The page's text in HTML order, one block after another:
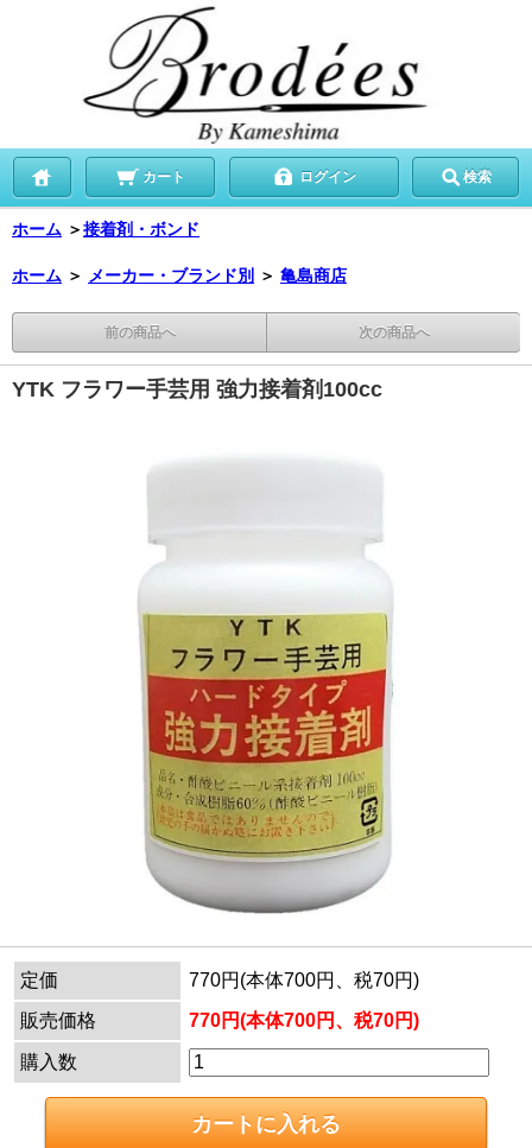
カート ログイン 検索
ホーム ＞接着剤・ボンド
ホーム ＞ メーカー・ブランド別 ＞ 亀島商店
前の商品へ 次の商品へ
YTK フラワー手芸用 強力接着剤100cc
定価
770円(本体700円、税70円)
販売価格
770円(本体700円、税70円)
購入数